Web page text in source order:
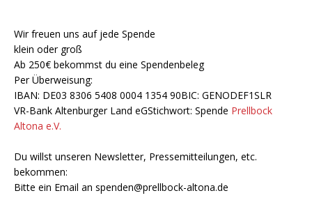
Wir freuen uns auf jede Spende
klein oder groß
Ab 250€ bekommst du eine Spendenbeleg
Per Überweisung:
IBAN: DE03 8306 5408 0004 1354 90BIC: GENODEF1SLR
VR-Bank Altenburger Land eGStichwort: Spende Prellbock
Altona e.V.
Du willst unseren Newsletter, Pressemitteilungen, etc.
bekommen:
Bitte ein Email an spenden@prellbock-altona.de